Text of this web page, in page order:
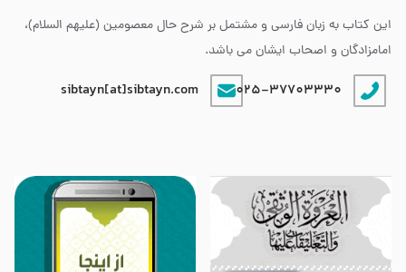
این کتاب به زبان فارسی و مشتمل بر شرح حال معصومین (علیهم السلام)،
امامزادگان و اصحاب ایشان می باشد.
025-37703330
sibtayn[at]sibtayn.com